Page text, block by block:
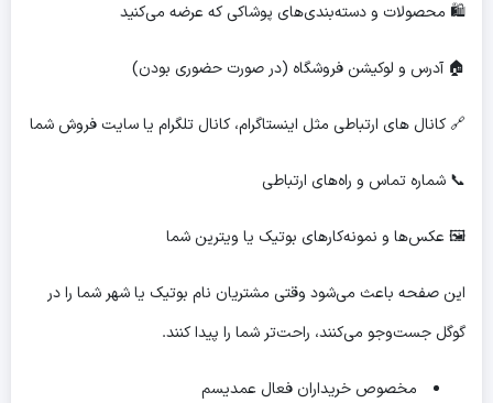
🛍 محصولات و دسته‌بندی‌های پوشاکی که عرضه می‌کنید
🏠 آدرس و لوکیشن فروشگاه (در صورت حضوری بودن)
🔗 کانال های ارتباطی مثل اینستاگرام، کانال تلگرام یا سایت فروش شما
📞 شماره تماس و راه‌های ارتباطی
🖼 عکس‌ها و نمونه‌کارهای بوتیک یا ویترین شما
این صفحه باعث می‌شود وقتی مشتریان نام بوتیک یا شهر شما را در
گوگل جست‌وجو می‌کنند، راحت‌تر شما را پیدا کنند.
مخصوص خریداران فعال عمدیسم